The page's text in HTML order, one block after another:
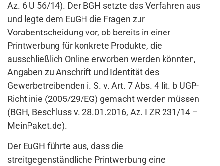
Az. 6 U 56/14). Der BGH setzte das Verfahren aus
und legte dem EuGH die Fragen zur
Vorabentscheidung vor, ob bereits in einer
Printwerbung für konkrete Produkte, die
ausschließlich Online erworben werden könnten,
Angaben zu Anschrift und Identität des
Gewerbetreibenden i. S. v. Art. 7 Abs. 4 lit. b UGP-
Richtlinie (2005/29/EG) gemacht werden müssen
(BGH, Beschluss v. 28.01.2016, Az. I ZR 231/14 –
MeinPaket.de).
Der EuGH führte aus, dass die
streitgegenständliche Printwerbung eine